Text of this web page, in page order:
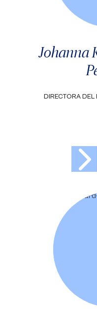
Johanna
DIRECTORA